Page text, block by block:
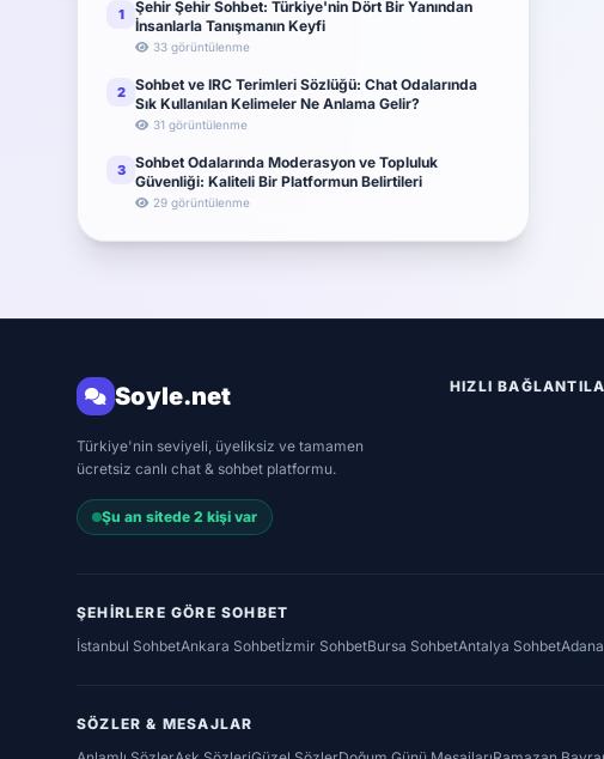
1
Şehir Şehir Sohbet: Türkiye'nin Dört Bir Yanından
İnsanlarla Tanışmanın Keyfi
33 görüntülenme
2
Sohbet ve IRC Terimleri Sözlüğü: Chat Odalarında
Sık Kullanılan Kelimeler Ne Anlama Gelir?
31 görüntülenme
3
Sohbet Odalarında Moderasyon ve Topluluk
Güvenliği: Kaliteli Bir Platformun Belirtileri
29 görüntülenme
Soyle.net
Türkiye'nin seviyeli, üyeliksiz ve tamamen
ücretsiz canlı chat & sohbet platformu.
Şu an sitede 2 kişi var
HIZLI
ŞEHIRLERE GÖRE SOHBET
İstanbul SohbetAnkara Sohbetİzmir SohbetBursa SohbetAntalya Sohbet
SÖZLER & MESAJLAR